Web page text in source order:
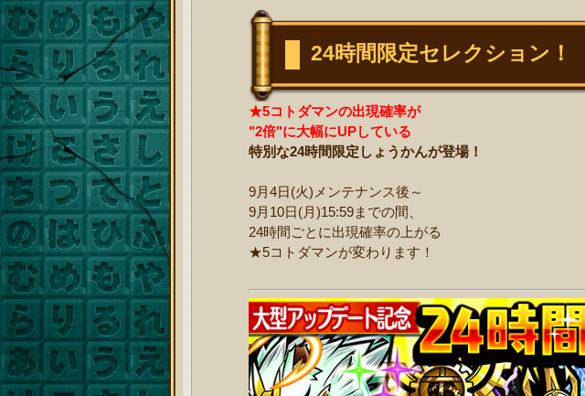
24時間限定セレクション！
★5コトダマンの出現確率が
"2倍"に大幅にUPしている
特別な24時間限定しょうかんが登場！
9月4日(火)メンテナンス後～
9月10日(月)15:59までの間、
24時間ごとに出現確率の上がる
★5コトダマンが変わります！